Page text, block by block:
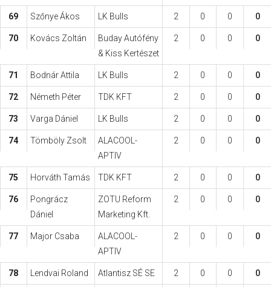
69 Szőnye Ákos LK Bulls 2 0 0 0
70 Kovács Zoltán
Buday Autófény
& Kiss Kertészet
2 0 0 0
71 Bodnár Attila LK Bulls 2 0 0 0
72 Németh Péter TDK KFT 2 0 0 0
73 Varga Dániel LK Bulls 2 0 0 0
74 Tömböly Zsolt
ALACOOL-
APTIV
2 0 0 0
75 Horváth Tamás TDK KFT 2 0 0 0
76
Pongrácz
Dániel
ZOTU Reform
Marketing Kft.
2 0 0 0
77 Major Csaba
ALACOOL-
APTIV
2 0 0 0
78 Lendvai Roland Atlantisz SÉ SE 2 0 0 0